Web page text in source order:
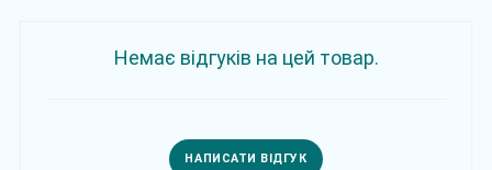
Немає відгуків на цей товар.
НАПИСАТИ ВІДГУК